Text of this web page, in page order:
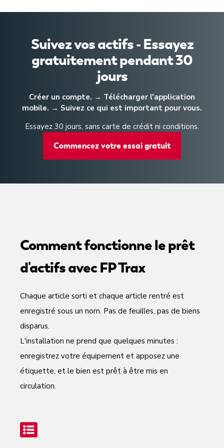
Suivez vos actifs - Essayez
gratuitement pendant 30
jours
Créer un compte. → Télécharger l'application
mobile. → Suivez ce qui est important pour vous.
Essayez 30 jours, sans carte de crédit ni conditions.
Commencez votre essai gratuit
Comment fonctionne le prêt
d'actifs avec FP Trax
Chaque article sorti et chaque article rentré est
enregistré sous un nom. Pas de feuilles, pas de biens
disparus.
L'installation ne prend que quelques minutes :
enregistrez votre équipement et apposez une
étiquette, et le bien est prêt à être mis en
circulation.